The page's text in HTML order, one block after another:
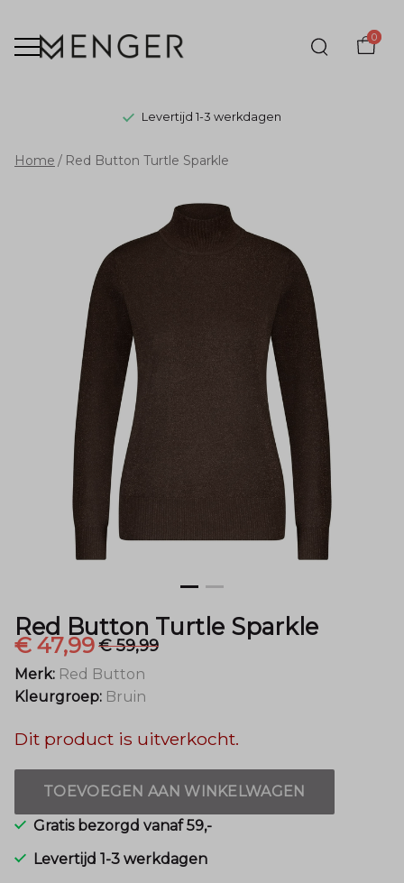
0
Levertijd 1-3 werkdagen
Red
Turtle
Sparkle
Menger
Mode
Home Red Button Turtle Sparkle
Red Button Turtle Sparkle
€ 47,99€ 59,99
Merk: Red Button
Kleurgroep: Bruin
Dit product is uitverkocht.
TOEVOEGEN AAN WINKELWAGEN
Gratis bezorgd vanaf 59,-
Levertijd 1-3 werkdagen